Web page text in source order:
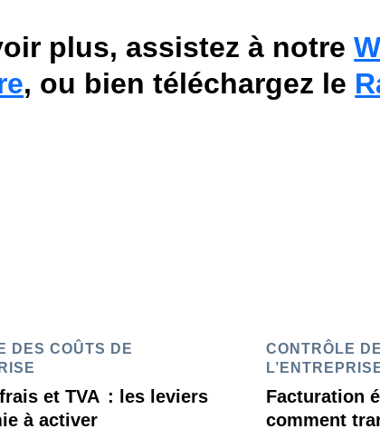
plus, assistez à notre
, ou bien téléchargez le
DES COÛTS DE
et TVA : les leviers
à activer
CONTRÔLE
Facturation
comment